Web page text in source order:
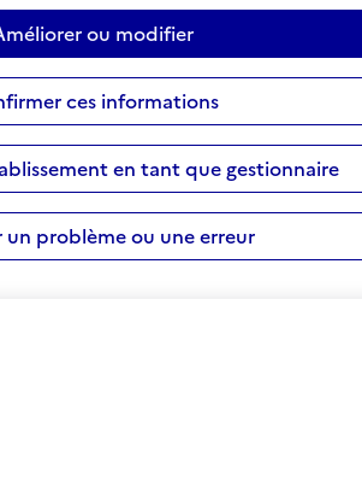
ou modifier
ces informations
en tant que gestionnaire
un problème ou une erreur